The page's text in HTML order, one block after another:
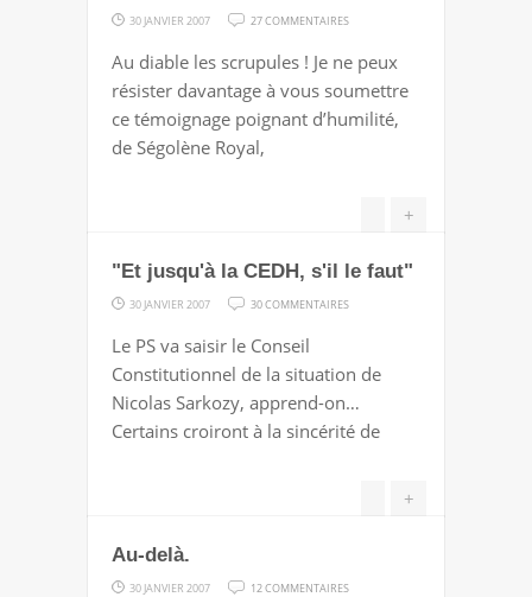
30 JANVIER 2007 27 COMMENTAIRES
DE
CAMPAGNE
Au diable les scrupules ! Je ne peux
résister davantage à vous soumettre
ce témoignage poignant d’humilité,
de Ségolène Royal,
+
"Et jusqu'à la CEDH, s'il le faut"
30 JANVIER 2007 30 COMMENTAIRES
LA
CEDH,
S'IL
Le PS va saisir le Conseil
Constitutionnel de la situation de
Nicolas Sarkozy, apprend-on…
Certains croiront à la sincérité de
+
Au-delà.
30 JANVIER 2007 12 COMMENTAIRES